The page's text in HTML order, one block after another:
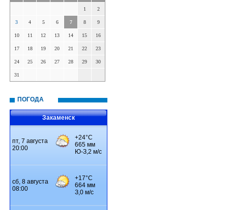
1 2
3 4 5 6 7 8 9
10 11 12 13 14 15 16
17 18 19 20 21 22 23
24 25 26 27 28 29 30
31
ПОГОДА
Закаменск